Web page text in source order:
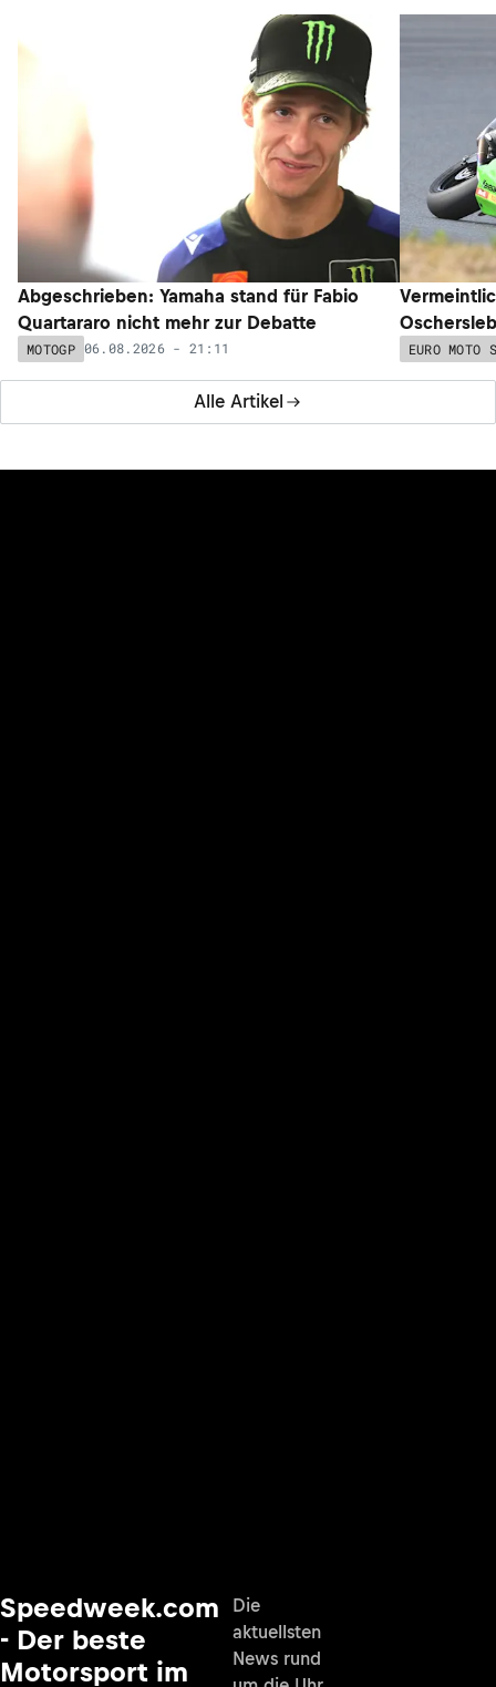
Alle Artikel
Abgeschrieben: Yamaha stand für Fabio
Quartararo nicht mehr zur Debatte
MOTOGP 06.08.2026 - 21:11 EURO MOTO
Speedweek.com
- Der beste
Motorsport im
Die
aktuellsten
News rund